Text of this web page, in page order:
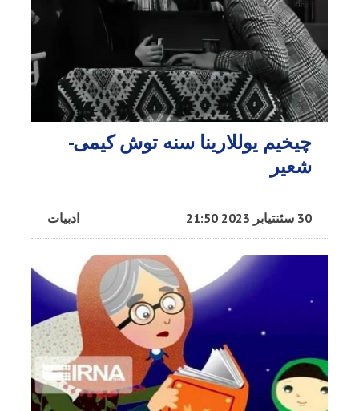
چیخیم یوللارینا سنه توش کیمی-
شعیر
ادبیات 30 سئنتیابر 2023 21:50